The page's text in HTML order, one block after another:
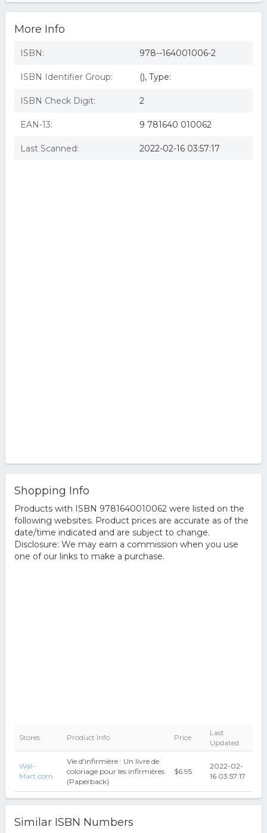
More Info
ISBN: 978--164001006-2
ISBN Identifier Group: (), Type:
ISBN Check Digit: 2
EAN-13: 9 781640 010062
Last Scanned: 2022-02-16 03:57:17
Shopping Info
Products with ISBN 9781640010062 were listed on the
following websites. Product prices are accurate as of the
date/time indicated and are subject to change.
Disclosure: We may earn a commission when you use
one of our links to make a purchase.
Stores Product Info Price
Last
Updated
Wal-
Mart.com
Vie d'infirmière : Un livre de
coloriage pour les infirmières
(Paperback)
$6.95
2022-02-
16 03:57:17
Similar ISBN Numbers